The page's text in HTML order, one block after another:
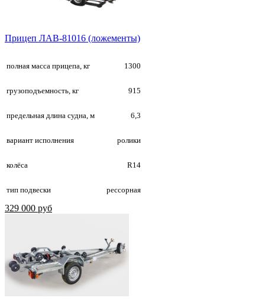
Прицеп ЛАВ-81016 (ложементы)
полная масса прицепа, кг 1300
грузоподъемность, кг 915
предельная длина судна, м 6,3
вариант исполнения ролики
колёса R14
тип подвески рессорная
329 000 руб